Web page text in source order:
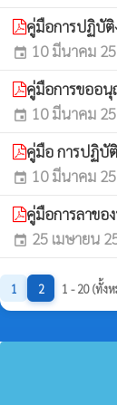
คู่มือการปฏิบัติ
event 10 มีนาคม
คู่มือการขออนุ
event 10 มีนาคม
คู่มือ การปฏิบั
event 10 มีนาคม
คู่มือการลาขอ
event 25 เมษายน
1 2 1 - 20 (ทั้ง